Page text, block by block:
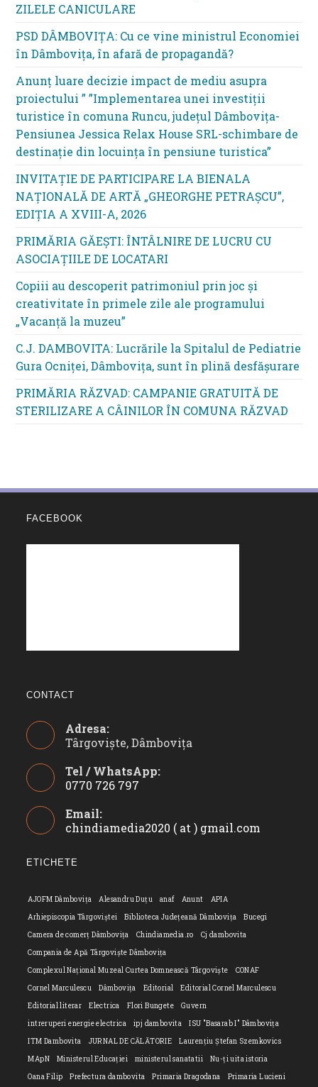
ZILELE CANICULARE
PSD DÂMBOVIȚA: Cu ce vine ministrul Economiei
în Dâmbovița, în afară de propagandă?
Anunț luare decizie impact de mediu asupra
proiectului ” ”Implementarea unei investiții
turistice în comuna Runcu, județul Dâmbovița-
Pensiunea Jessica Relax House SRL-schimbare de
destinație din locuința în pensiune turistica”
INVITAȚIE DE PARTICIPARE LA BIENALA
NAȚIONALĂ DE ARTĂ „GHEORGHE PETRAȘCU”,
EDIŢIA A XVIII-A, 2026
PRIMĂRIA GĂEȘTI: ÎNTÂLNIRE DE LUCRU CU
ASOCIAȚIILE DE LOCATARI
Copiii au descoperit patrimoniul prin joc și
creativitate în primele zile ale programului
„Vacanță la muzeu”
C.J. DAMBOVITA: Lucrările la Spitalul de Pediatrie
Gura Ocniței, Dâmbovița, sunt în plină desfășurare
PRIMĂRIA RĂZVAD: CAMPANIE GRATUITĂ DE
STERILIZARE A CÂINILOR ÎN COMUNA RĂZVAD
FACEBOOK
CONTACT
Adresa:
Târgoviște, Dâmbovița
Tel / WhatsApp:
0770 726 797
in
your
Email:
chindiamedia2020 ( at ) gmail.com
ETICHETE
AJOFM Dâmbovița Alesandru Duțu anaf Anunt
APIA
Arhiepiscopia Târgoviștei
Biblioteca Județeană Dâmbovița
Bucegi
Camera de comerț Dâmbovița
Chindiamedia.ro
Cj dambovita
Compania de Apă Târgoviște Dâmbovița
Complexul Național Muzeal Curtea Domnească Târgoviște
CONAF
Cornel Marculescu
Dâmbovița Editorial
Editorial Cornel Marculescu
Editorial literar
Electrica Flori Bungete
Guvern
intreruperi energie electrica
ipj dambovita
ISU "Basarab I" Dâmbovița
ITM Dambovita
JURNAL DE CĂLĂTORIE
Laurențiu Ștefan Szemkovics
MApN
Ministerul Educației ministerul sanatatii
Nu-ți uita istoria
Oana Filip
Prefectura dambovita Primaria Dragodana Primaria Lucieni